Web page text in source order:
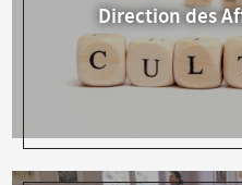
Direction des